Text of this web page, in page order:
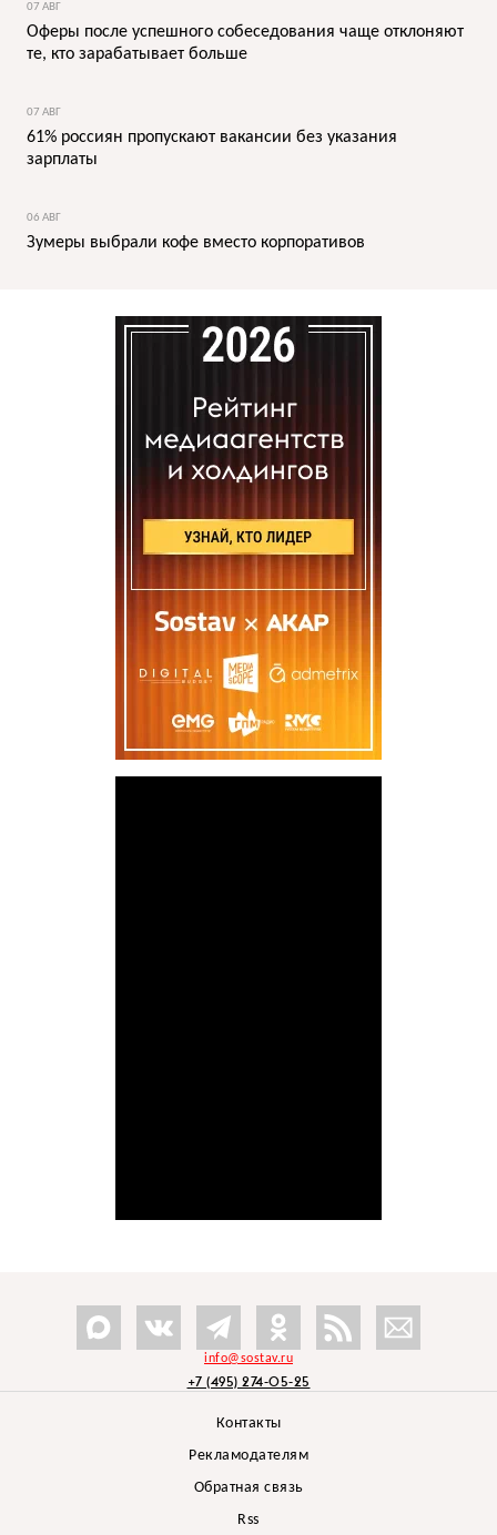
07 АВГ
Оферы после успешного собеседования чаще отклоняют
те, кто зарабатывает больше
07 АВГ
61% россиян пропускают вакансии без указания
зарплаты
06 АВГ
Зумеры выбрали кофе вместо корпоративов
info@sostav.ru
+7 (495) 274-05-25
Контакты
Рекламодателям
Обратная связь
Rss